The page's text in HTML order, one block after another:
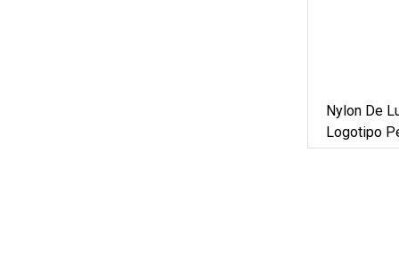
Nylon De
Logotipo
Partes